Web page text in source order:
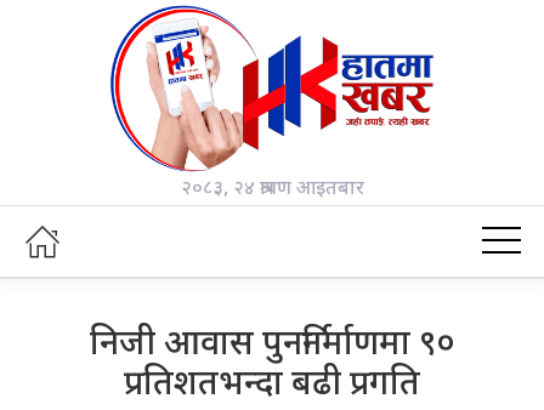
२०८३, २४ श्रावण आइतबार
निजी आवास पुनर्निर्माणमा ९०
प्रतिशतभन्दा बढी प्रगति